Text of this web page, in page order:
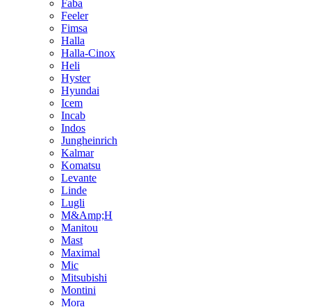
Faba
Feeler
Fimsa
Halla
Halla-Cinox
Heli
Hyster
Hyundai
Icem
Incab
Indos
Jungheinrich
Kalmar
Komatsu
Levante
Linde
Lugli
M&Amp;H
Manitou
Mast
Maximal
Mic
Mitsubishi
Montini
Mora